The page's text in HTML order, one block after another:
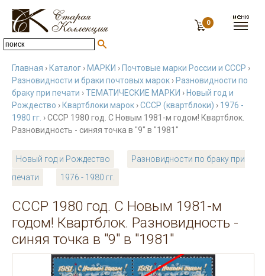
0
Главная › Каталог › МАРКИ › Почтовые марки России и СССР ›
Разновидности и браки почтовых марок › Разновидности по
браку при печати ›ТЕМАТИЧЕСКИЕ МАРКИ › Новый год и
Рождество › Квартблоки марок ›СССР (квартблоки) › 1976 -
1980 гг. › СССР 1980 год. С Новым 1981-м годом! Квартблок.
Разновидность - синяя точка в "9" в "1981"
Новый год и Рождество
Разновидности по браку при
печати
1976 - 1980 гг.
СССР 1980 год. С Новым 1981-м
годом! Квартблок. Разновидность -
синяя точка в "9" в "1981"